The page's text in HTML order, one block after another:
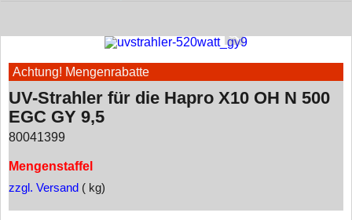
Achtung! Mengenrabatte
UV-Strahler für die Hapro X10 OH N 500
EGC GY 9,5
80041399
Mengenstaffel
zzgl. Versand kg